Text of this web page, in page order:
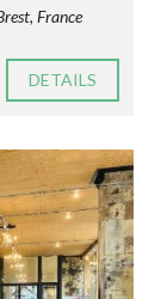
France
DETAILS